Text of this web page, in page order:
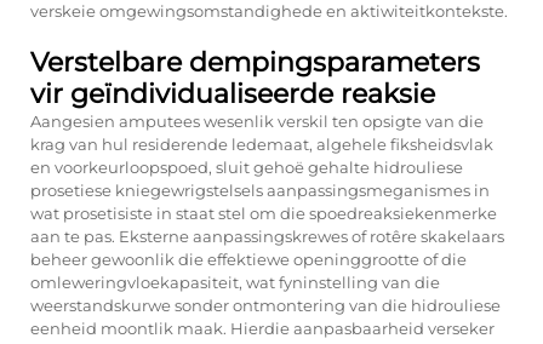
verskeie omgewingsomstandighede en aktiwiteitkontekste.
Verstelbare dempingsparameters
vir geïndividualiseerde reaksie
Aangesien amputees wesenlik verskil ten opsigte van die
krag van hul residerende ledemaat, algehele fiksheidsvlak
en voorkeurloopspoed, sluit gehoë gehalte hidrouliese
prosetiese kniegewrigstelsels aanpassingsmeganismes in
wat prosetisiste in staat stel om die spoedreaksiekenmerke
aan te pas. Eksterne aanpassingskrewes of rotêre skakelaars
beheer gewoonlik die effektiewe openinggrootte of die
omleweringvloekapasiteit, wat fyninstelling van die
weerstandskurwe sonder ontmontering van die hidrouliese
eenheid moontlik maak. Hierdie aanpasbaarheid verseker